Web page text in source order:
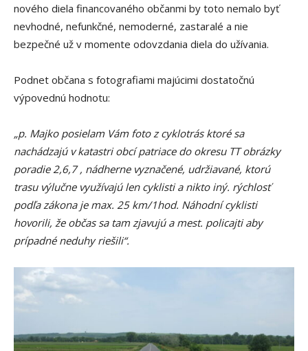
nového diela financovaného občanmi by toto nemalo byť
nevhodné, nefunkčné, nemoderné, zastaralé a nie
bezpečné už v momente odovzdania diela do užívania.
Podnet občana s fotografiami majúcimi dostatočnú
výpovednú hodnotu:
„p. Majko posielam Vám foto z cyklotrás ktoré sa
nachádzajú v katastri obcí patriace do okresu TT obrázky
poradie 2,6,7 , nádherne vyznačené, udržiavané, ktorú
trasu výlučne využívajú len cyklisti a nikto iný. rýchlosť
podľa zákona je max. 25 km/1hod. Náhodní cyklisti
hovorili, že občas sa tam zjavujú a mest. policajti aby
prípadné neduhy riešili“.